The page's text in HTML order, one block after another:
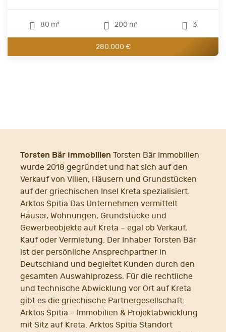
80 m² 200 m² 3
280.000 €
Torsten Bär Immobilien Torsten Bär Immobilien
wurde 2018 gegründet und hat sich auf den
Verkauf von Villen, Häusern und Grundstücken
auf der griechischen Insel Kreta spezialisiert.
Arktos Spitia Das Unternehmen vermittelt
Häuser, Wohnungen, Grundstücke und
Gewerbeobjekte auf Kreta – egal ob Verkauf,
Kauf oder Vermietung. Der Inhaber Torsten Bär
ist der persönliche Ansprechpartner in
Deutschland und begleitet Kunden durch den
gesamten Auswahlprozess. Für die rechtliche
und technische Abwicklung vor Ort auf Kreta
gibt es die griechische Partnergesellschaft:
Arktos Spitia – Immobilien & Projektabwicklung
mit Sitz auf Kreta. Arktos Spitia Standort